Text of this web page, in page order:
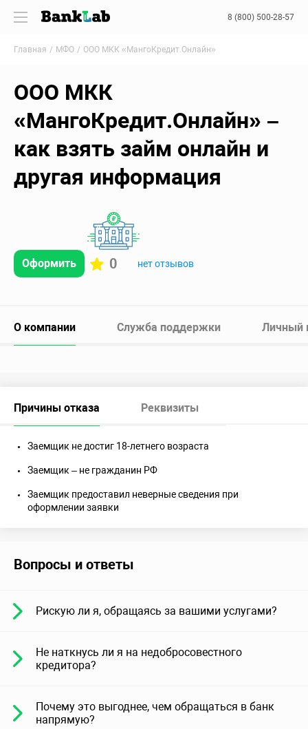
8 (800) 500-28-57
Главная МФО ООО МКК «МангоКредит.Онлайн»
ООО МКК
«МангоКредит.Онлайн» –
как взять займ онлайн и
другая информация
Оформить 0 нет отзывов
О компании Служба поддержки Личный
Причины отказа Реквизиты
Заемщик не достиг 18-летнего возраста
Заемщик – не гражданин РФ
Заемщик предоставил неверные сведения при
оформлении заявки
Вопросы и ответы
Рискую ли я, обращаясь за вашими услугами?
Не наткнусь ли я на недобросовестного
кредитора?
Почему это выгоднее, чем обращаться в банк
напрямую?